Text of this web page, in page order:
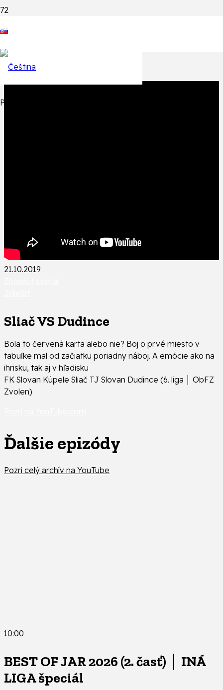
Produkt
Epizódy
Späť na zoznam epizód
21.10.2019
Sliač VS Dudince
Bola to červená karta alebo nie? Boj o prvé miesto v
tabuľke mal od začiatku poriadny náboj. A emócie ako na
ihrisku, tak aj v hľadisku
FK Slovan Kúpele Sliač TJ Slovan Dudince (6. liga │ ObFZ
Zvolen)
Ďalšie epizódy
Pozri celý archív na YouTube
10:00
BEST OF JAR 2026 (2. časť) │ INÁ
LIGA špeciál